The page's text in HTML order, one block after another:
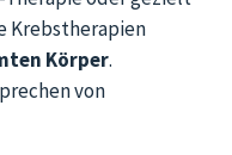
Krebstherapien
Körper.
von